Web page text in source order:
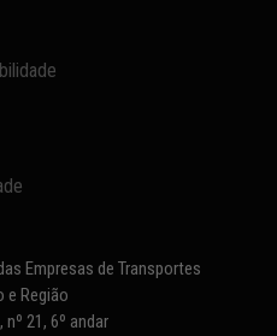
Empresas de Transportes
e Região
21, 6º andar